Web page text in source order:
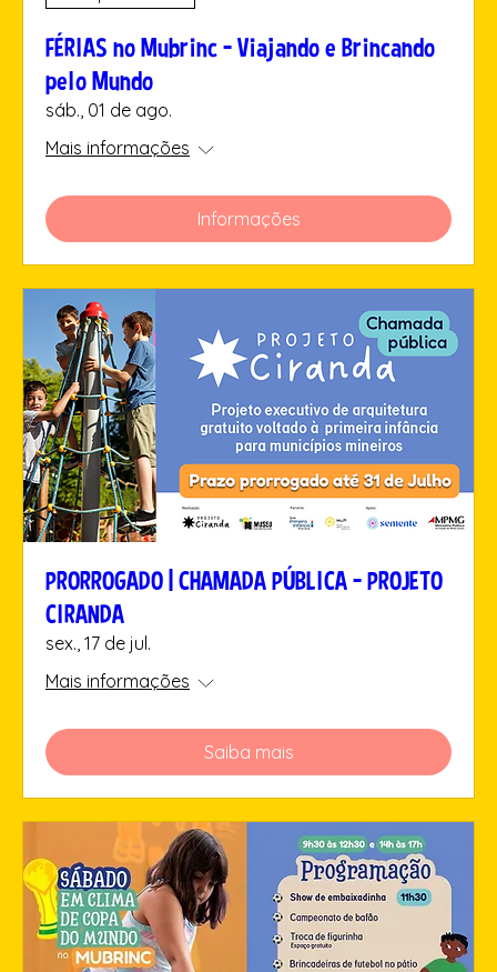
FÉRIAS no Mubrinc - Viajando e Brincando
pelo Mundo
sáb., 01 de ago.
Mais informações
Informações
PRORROGADO | CHAMADA PÚBLICA - PROJETO
CIRANDA
sex., 17 de jul.
Mais informações
Saiba mais